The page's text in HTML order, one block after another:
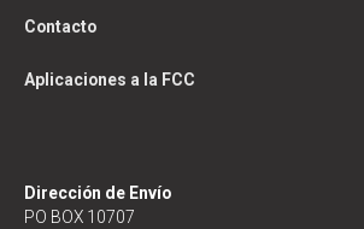
Contacto
Aplicaciones a la FCC
Dirección de Envío
PO BOX 10707